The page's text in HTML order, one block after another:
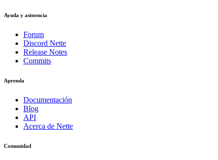
Ayuda y asistencia
Forum
Discord Nette
Release Notes
Commits
Aprenda
Documentación
Blog
API
Acerca de Nette
Comunidad